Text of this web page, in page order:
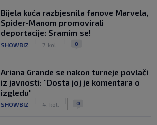
Bijela kuća razbjesnila fanove Marvela,
Spider-Manom promovirali
deportacije: Sramim se!
SHOWBIZ 7. kol. 0
Ariana Grande se nakon turneje povlači
iz javnosti: "Dosta joj je komentara o
izgledu"
SHOWBIZ 4. kol. 0